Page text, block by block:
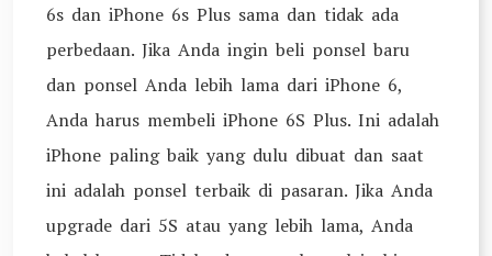
6s dan iPhone 6s Plus sama dan tidak ada
perbedaan. Jika Anda ingin beli ponsel baru
dan ponsel Anda lebih lama dari iPhone 6,
Anda harus membeli iPhone 6S Plus. Ini adalah
iPhone paling baik yang dulu dibuat dan saat
ini adalah ponsel terbaik di pasaran. Jika Anda
upgrade dari 5S atau yang lebih lama, Anda